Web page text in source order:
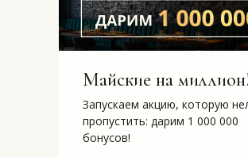
Майские на
Запускаем акцию, которую
пропустить: дарим 1 000 000
бонусов!